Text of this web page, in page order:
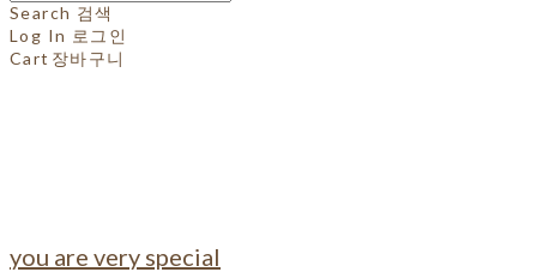
Search 검색
Log In 로그인
Cart 장바구니
you are very special